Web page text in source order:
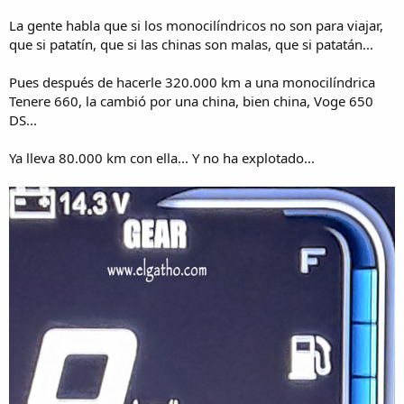
La gente habla que si los monocilíndricos no son para viajar,
que si patatín, que si las chinas son malas, que si patatán...
Pues después de hacerle 320.000 km a una monocilíndrica
Tenere 660, la cambió por una china, bien china, Voge 650
DS...
Ya lleva 80.000 km con ella... Y no ha explotado...